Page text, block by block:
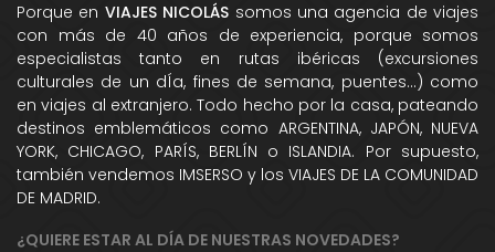
Porque en VIAJES NICOLÁS somos una agencia de viajes
con más de 40 años de experiencia, porque somos
especialistas tanto en rutas ibéricas (excursiones
culturales de un dÍa, fines de semana, puentes...) como
en viajes al extranjero. Todo hecho por la casa, pateando
destinos emblemáticos como ARGENTINA, JAPÓN, NUEVA
YORK, CHICAGO, PARÍS, BERLÍN o ISLANDIA. Por supuesto,
también vendemos IMSERSO y los VIAJES DE LA COMUNIDAD
DE MADRID.
¿QUIERE ESTAR AL DÍA DE NUESTRAS NOVEDADES?